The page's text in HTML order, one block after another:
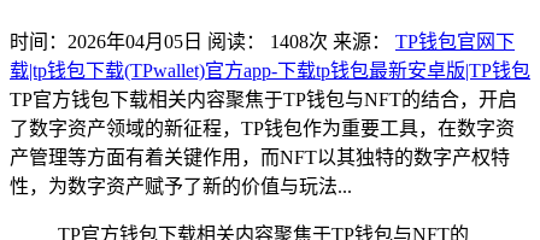
时间：2026年04月05日 阅读： 1408次 来源： TP钱包官网下
载|tp钱包下载(TPwallet)官方app-下载tp钱包最新安卓版|TP钱包
TP官方钱包下载相关内容聚焦于TP钱包与NFT的结合，开启
了数字资产领域的新征程，TP钱包作为重要工具，在数字资
产管理等方面有着关键作用，而NFT以其独特的数字产权特
性，为数字资产赋予了新的价值与玩法...
TP官方钱包下载相关内容聚焦于TP钱包与NFT的